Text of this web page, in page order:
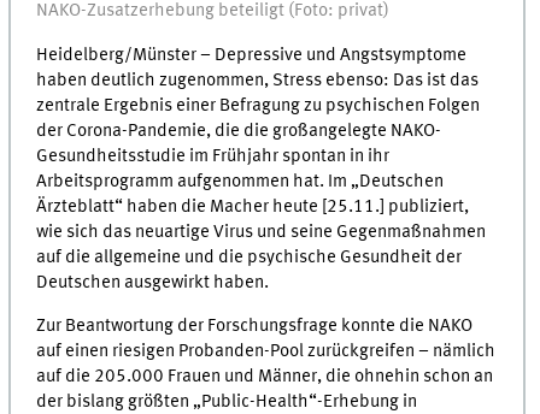
NAKO-Zusatzerhebung beteiligt (Foto: privat)
Heidelberg/Münster – Depressive und Angstsymptome
haben deutlich zugenommen, Stress ebenso: Das ist das
zentrale Ergebnis einer Befragung zu psychischen Folgen
der Corona-Pandemie, die die großangelegte NAKO-
Gesundheitsstudie im Frühjahr spontan in ihr
Arbeitsprogramm aufgenommen hat. Im „Deutschen
Ärzteblatt“ haben die Macher heute [25.11.] publiziert,
wie sich das neuartige Virus und seine Gegenmaßnahmen
auf die allgemeine und die psychische Gesundheit der
Deutschen ausgewirkt haben.
Zur Beantwortung der Forschungsfrage konnte die NAKO
auf einen riesigen Probanden-Pool zurückgreifen – nämlich
auf die 205.000 Frauen und Männer, die ohnehin schon an
der bislang größten „Public-Health“-Erhebung in